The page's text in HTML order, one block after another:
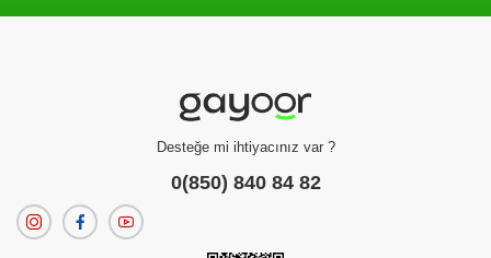
Desteğe mi ihtiyacınız var ?
0(850) 840 84 82